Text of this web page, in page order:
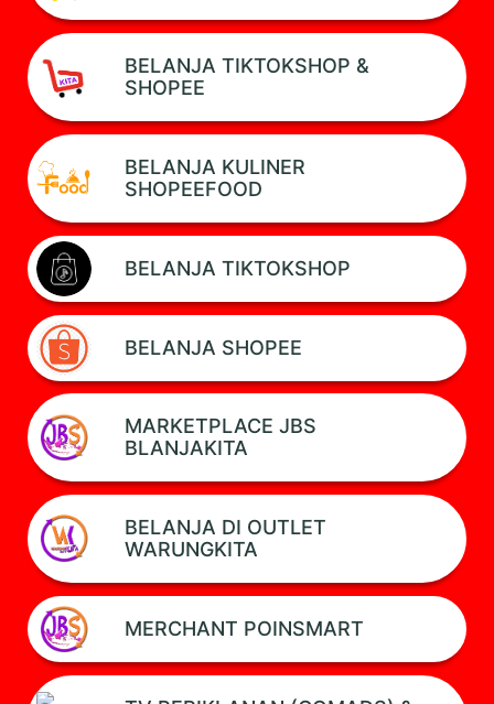
BELANJA TIKTOKSHOP &
SHOPEE
BELANJA KULINER
SHOPEEFOOD
BELANJA TIKTOKSHOP
BELANJA SHOPEE
MARKETPLACE JBS
BLANJAKITA
BELANJA DI OUTLET
WARUNGKITA
MERCHANT POINSMART